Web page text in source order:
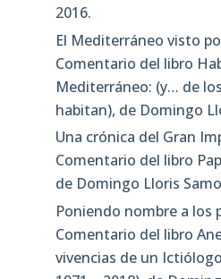
2016.
El Mediterráneo visto
Comentario del libro
Mediterráneo: (y… de
habitan), de Domingo
Una crónica del Gran
Comentario del libro
de Domingo Lloris Samo
Poniendo nombre a los
Comentario del libro
vivencias de un